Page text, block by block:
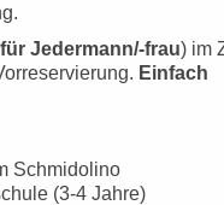
Jedermann/-frau) im
Einfach
Schmidolino
(3-4 Jahre)